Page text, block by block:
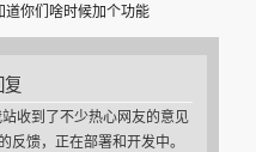
道你们啥时候加个功能
复
收到了不少热心网友的意见
反馈，正在部署和开发中。